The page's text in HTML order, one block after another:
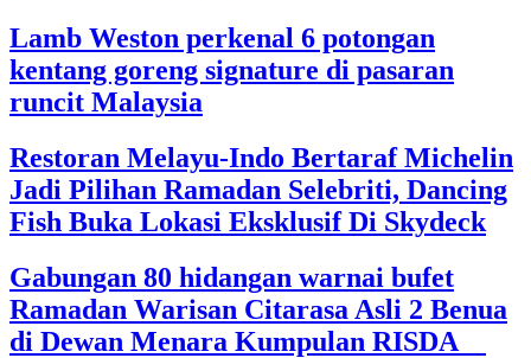
Lamb Weston perkenal 6 potongan
kentang goreng signature di pasaran
runcit Malaysia
Restoran Melayu-Indo Bertaraf Michelin
Jadi Pilihan Ramadan Selebriti, Dancing
Fish Buka Lokasi Eksklusif Di Skydeck
Gabungan 80 hidangan warnai bufet
Ramadan Warisan Citarasa Asli 2 Benua
di Dewan Menara Kumpulan RISDA